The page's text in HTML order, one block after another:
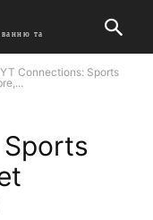
та
Connections: Sports